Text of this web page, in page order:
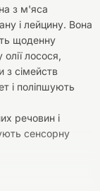
з м'яса
і лейцину. Вона
щоденну
лосося,
з сімейств
і поліпшують
речовин і
сенсорну